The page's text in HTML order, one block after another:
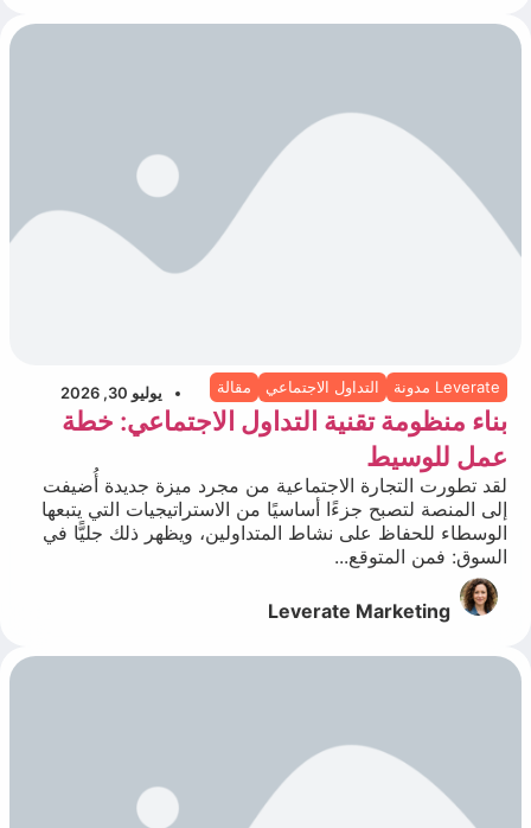
Leverate مدونة التداول الاجتماعي مقالة يوليو 30, 2026
بناء منظومة تقنية التداول الاجتماعي: خطة
عمل للوسيط
لقد تطورت التجارة الاجتماعية من مجرد ميزة جديدة أُضيفت
إلى المنصة لتصبح جزءًا أساسيًا من الاستراتيجيات التي يتبعها
الوسطاء للحفاظ على نشاط المتداولين، ويظهر ذلك جليًّا في
السوق: فمن المتوقع...
Leverate Marketing